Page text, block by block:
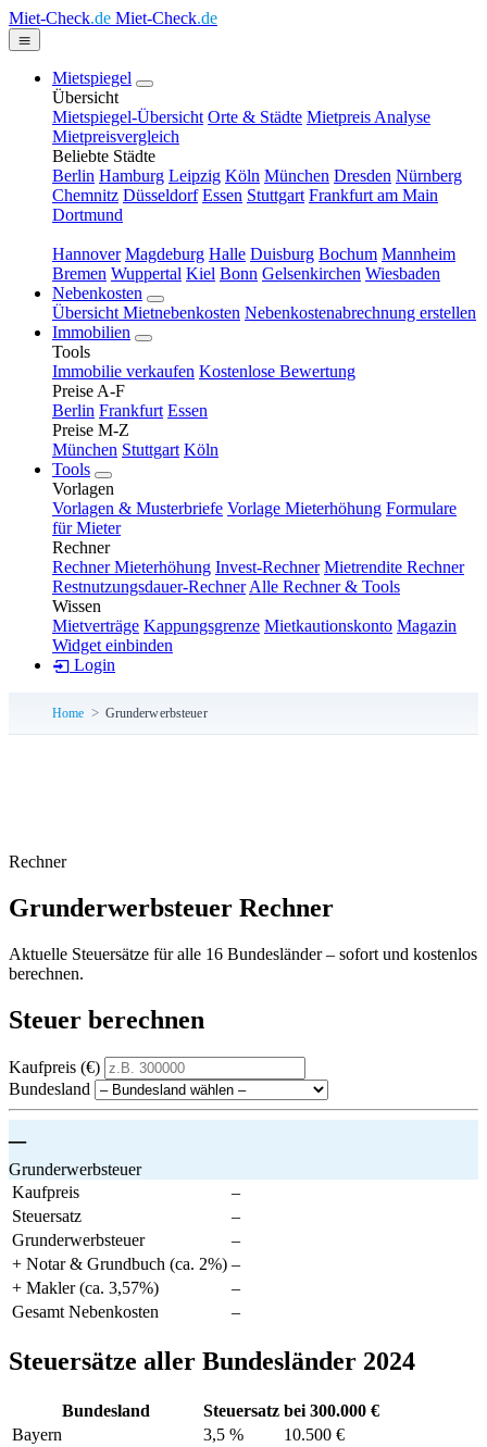
Miet-Check.de Miet-Check.de
Mietspiegel
Übersicht
Mietspiegel-Übersicht Orte & Städte Mietpreis Analyse
Mietpreisvergleich
Beliebte Städte
Berlin Hamburg Leipzig Köln München Dresden Nürnberg
Chemnitz Düsseldorf Essen Stuttgart Frankfurt am Main
Dortmund
Hannover Magdeburg Halle Duisburg Bochum Mannheim
Bremen Wuppertal Kiel Bonn Gelsenkirchen Wiesbaden
Nebenkosten
Übersicht Mietnebenkosten Nebenkostenabrechnung erstellen
Immobilien
Tools
Immobilie verkaufen Kostenlose Bewertung
Preise A-F
Berlin Frankfurt Essen
Preise M-Z
München Stuttgart Köln
Tools
Vorlagen
Vorlagen & Musterbriefe Vorlage Mieterhöhung Formulare
für Mieter
Rechner
Rechner Mieterhöhung Invest-Rechner Mietrendite Rechner
Restnutzungsdauer-Rechner Alle Rechner & Tools
Wissen
Mietverträge Kappungsgrenze Mietkautionskonto Magazin
Widget einbinden
Login
Home Grunderwerbsteuer
Rechner
Grunderwerbsteuer Rechner
Aktuelle Steuersätze für alle 16 Bundesländer – sofort und kostenlos
berechnen.
Steuer berechnen
Kaufpreis (€)
Bundesland
–
Grunderwerbsteuer
Kaufpreis
–
Steuersatz
–
Grunderwerbsteuer
–
+ Notar & Grundbuch (ca. 2%) –
+ Makler (ca. 3,57%)
–
Gesamt Nebenkosten
–
Steuersätze aller Bundesländer 2024
Bundesland Steuersatz bei 300.000 €
Bayern
3,5 %
10.500 €